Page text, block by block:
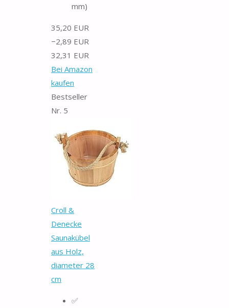
mm)
35,20 EUR
−2,89 EUR
32,31 EUR
Bei Amazon
kaufen
Bestseller
Nr. 5
Croll &
Denecke
Saunakübel
aus Holz,
diameter 28
cm
✅